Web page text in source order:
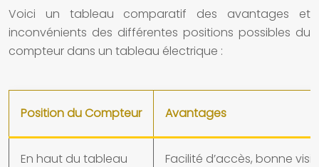
Voici un tableau comparatif des avantages et
inconvénients des différentes positions possibles du
compteur dans un tableau électrique :
Position du Compteur Avantages
En haut du tableau Facilité d’accès, bonne